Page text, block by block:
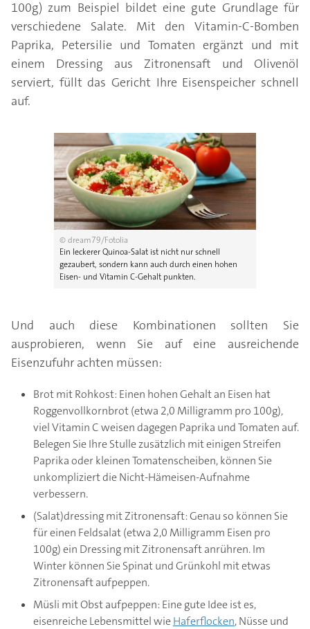
100g) zum Beispiel bildet eine gute Grundlage für
verschiedene Salate. Mit den Vitamin-C-Bomben
Paprika, Petersilie und Tomaten ergänzt und mit
einem Dressing aus Zitronensaft und Olivenöl
serviert, füllt das Gericht Ihre Eisenspeicher schnell
auf.
© dream79/Fotolia
Ein leckerer Quinoa-Salat ist nicht nur schnell
gezaubert, sondern kann auch durch einen hohen
Eisen- und Vitamin C-Gehalt punkten.
Und auch diese Kombinationen sollten Sie
ausprobieren, wenn Sie auf eine ausreichende
Eisenzufuhr achten müssen:
Brot mit Rohkost: Einen hohen Gehalt an Eisen hat
Roggenvollkornbrot (etwa 2,0 Milligramm pro 100g),
viel Vitamin C weisen dagegen Paprika und Tomaten auf.
Belegen Sie Ihre Stulle zusätzlich mit einigen Streifen
Paprika oder kleinen Tomatenscheiben, können Sie
unkompliziert die Nicht-Hämeisen-Aufnahme
verbessern.
(Salat)dressing mit Zitronensaft: Genau so können Sie
für einen Feldsalat (etwa 2,0 Milligramm Eisen pro
100g) ein Dressing mit Zitronensaft anrühren. Im
Winter können Sie Spinat und Grünkohl mit etwas
Zitronensaft aufpeppen.
Müsli mit Obst aufpeppen: Eine gute Idee ist es,
eisenreiche Lebensmittel wieHaferflocken, Nüsse und